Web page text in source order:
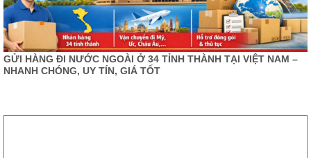
GỬI HÀNG ĐI NƯỚC NGOÀI Ở 34 TỈNH THÀNH TẠI VIỆT NAM –
NHANH CHÓNG, UY TÍN, GIÁ TỐT